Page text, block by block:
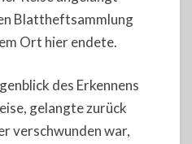
Blattheftsammlung
Ort hier endete.
des Erkennens
gelangte zurück
verschwunden war,